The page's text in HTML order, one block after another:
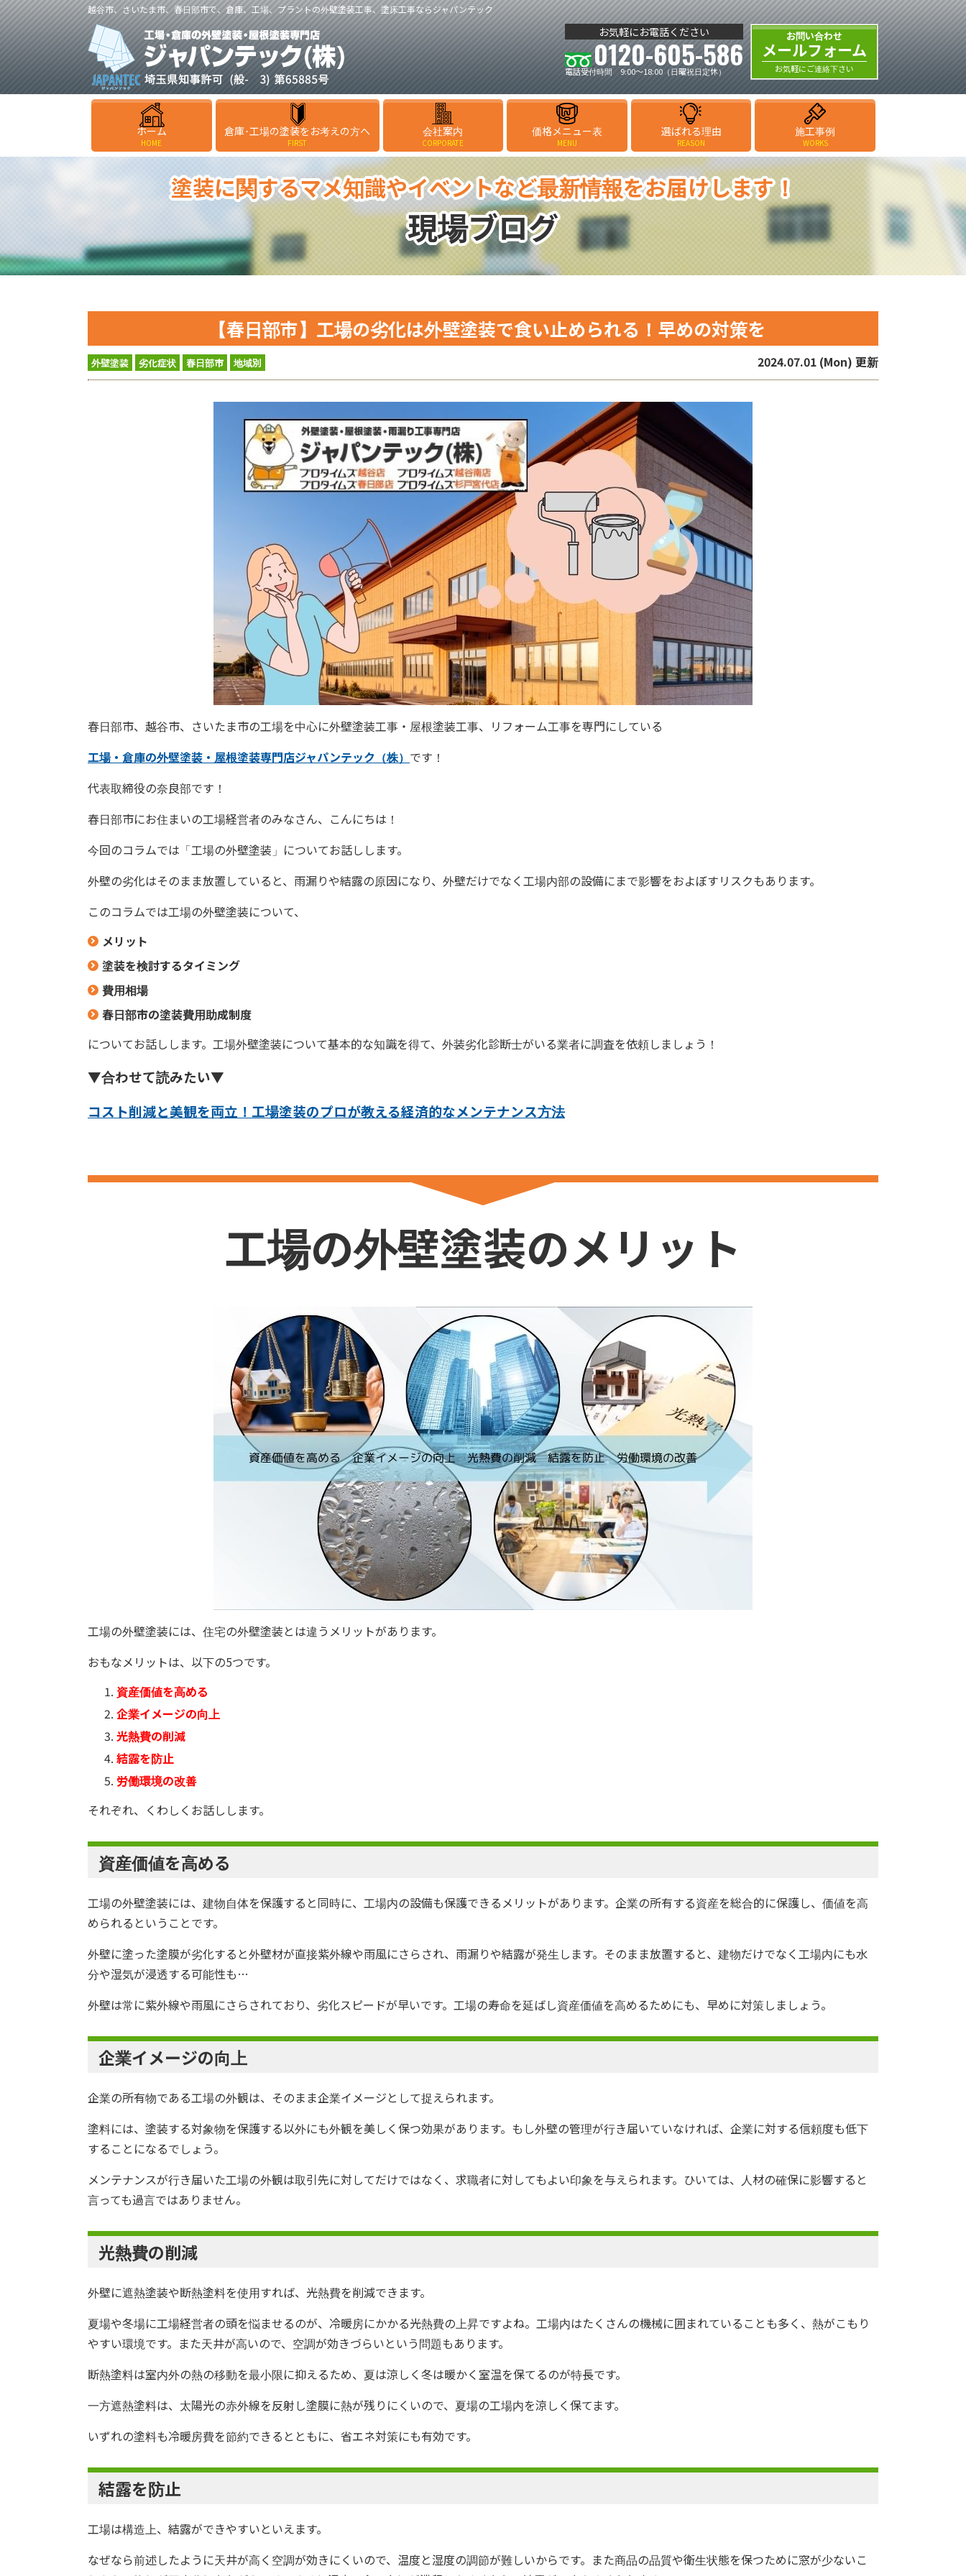
越谷市、さいたま市、春日部市で、倉庫、工場、プラントの外壁塗装工事、塗床工事ならジャパンテック
お気軽にお電話ください
0120-605-586
電話受付時間 9:00～18:00（日曜祝日定休）
お問い合わせ
メールフォーム
お気軽にご連絡下さい
ホーム
HOME
倉庫･工場の塗装をお考えの方へ
FIRST
会社案内
CORPORATE
価格メニュー表
MENU
選ばれる理由
REASON
施工事例
WORKS
塗装に関するマメ知識やイベントなど最新情報をお届けします！
現場ブログ
【春日部市】工場の劣化は外壁塗装で食い止められる！早めの対策を
外壁塗装 劣化症状 春日部市 地域別 2024.07.01 (Mon) 更新
春日部市、越谷市、さいたま市の工場を中心に外壁塗装工事・屋根塗装工事、リフォーム工事を専門にしている
工場・倉庫の外壁塗装・屋根塗装専門店ジャパンテック（株） です！
代表取締役の奈良部です！
春日部市にお住まいの工場経営者のみなさん、こんにちは！
今回のコラムでは「工場の外壁塗装」についてお話しします。
外壁の劣化はそのまま放置していると、雨漏りや結露の原因になり、外壁だけでなく工場内部の設備にまで影響をおよぼすリスクもあります。
このコラムでは工場の外壁塗装について、
メリット
塗装を検討するタイミング
費用相場
春日部市の塗装費用助成制度
についてお話しします。工場外壁塗装について基本的な知識を得て、外装劣化診断士がいる業者に調査を依頼しましょう！
▼合わせて読みたい▼
コスト削減と美観を両立！工場塗装のプロが教える経済的なメンテナンス方法
工場の外壁塗装のメリット
工場の外壁塗装には、住宅の外壁塗装とは違うメリットがあります。
おもなメリットは、以下の5つです。
資産価値を高める
企業イメージの向上
光熱費の削減
結露を防止
労働環境の改善
それぞれ、くわしくお話しします。
資産価値を高める
工場の外壁塗装には、建物自体を保護すると同時に、工場内の設備も保護できるメリットがあります。企業の所有する資産を総合的に保護し、価値を高
められるということです。
外壁に塗った塗膜が劣化すると外壁材が直接紫外線や雨風にさらされ、雨漏りや結露が発生します。そのまま放置すると、建物だけでなく工場内にも水
分や湿気が浸透する可能性も…
外壁は常に紫外線や雨風にさらされており、劣化スピードが早いです。工場の寿命を延ばし資産価値を高めるためにも、早めに対策しましょう。
企業イメージの向上
企業の所有物である工場の外観は、そのまま企業イメージとして捉えられます。
塗料には、塗装する対象物を保護する以外にも外観を美しく保つ効果があります。もし外壁の管理が行き届いていなければ、企業に対する信頼度も低下
することになるでしょう。
メンテナンスが行き届いた工場の外観は取引先に対してだけではなく、求職者に対してもよい印象を与えられます。ひいては、人材の確保に影響すると
言っても過言ではありません。
光熱費の削減
外壁に遮熱塗装や断熱塗料を使用すれば、光熱費を削減できます。
夏場や冬場に工場経営者の頭を悩ませるのが、冷暖房にかかる光熱費の上昇ですよね。工場内はたくさんの機械に囲まれていることも多く、熱がこもり
やすい環境です。また天井が高いので、空調が効きづらいという問題もあります。
断熱塗料は室内外の熱の移動を最小限に抑えるため、夏は涼しく冬は暖かく室温を保てるのが特長です。
一方遮熱塗料は、太陽光の赤外線を反射し塗膜に熱が残りにくいので、夏場の工場内を涼しく保てます。
いずれの塗料も冷暖房費を節約できるとともに、省エネ対策にも有効です。
結露を防止
工場は構造上、結露ができやすいといえます。
なぜなら前述したように天井が高く空調が効きにくいので、温度と湿度の調節が難しいからです。また商品の品質や衛生状態を保つために窓が少ないこ